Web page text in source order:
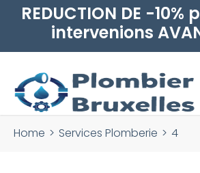
Rechercher :
Home > Services Plomberie > 4